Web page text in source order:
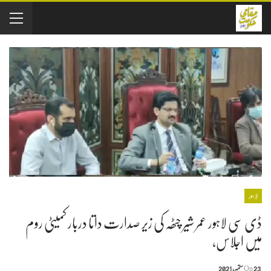
لاہور
ڈی سی لاہور عمر شیر چٹھہ کی زیر صدارت داتا دربار کمیٹی روم
میں اجلاس،
On 23 ستمبر, 2021